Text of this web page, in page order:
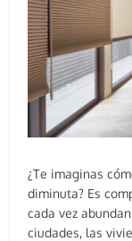
¿Te imaginas
diminuta? Es
cada vez
ciudades, las